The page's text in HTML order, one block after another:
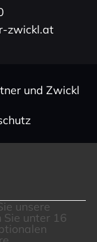
zwickl.at
und Zwickl
unsere
Sie unter 16